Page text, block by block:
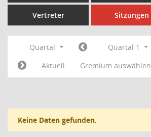
Vertreter Sitzungen
Quartal Quartal 1
Aktuell
Gremium auswählen
Keine Daten gefunden.